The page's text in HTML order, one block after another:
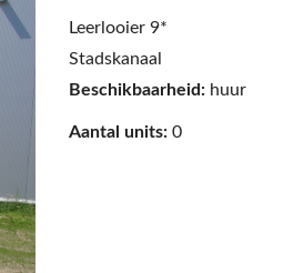
Leerlooier 9*
Stadskanaal
Beschikbaarheid: huur
Aantal units: 0